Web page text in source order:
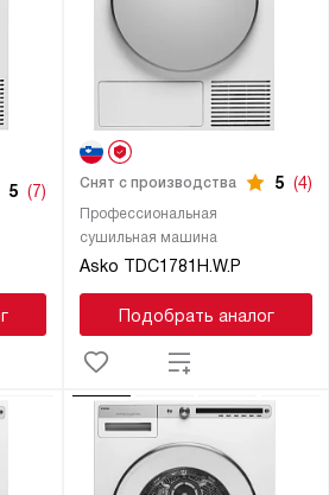
5 (7)
Профессиональная
сушильная машина
Asko TDC1781H.W.P
Снят с производства 5 (4)
Подобрать аналог